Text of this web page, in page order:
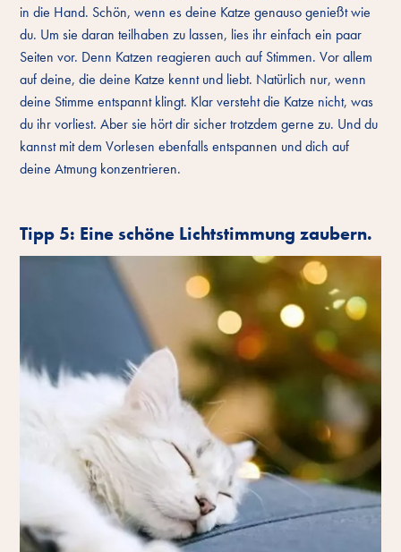
in die Hand. Schön, wenn es deine Katze genauso genießt wie
du. Um sie daran teilhaben zu lassen, lies ihr einfach ein paar
Seiten vor. Denn Katzen reagieren auch auf Stimmen. Vor allem
auf deine, die deine Katze kennt und liebt. Natürlich nur, wenn
deine Stimme entspannt klingt. Klar versteht die Katze nicht, was
du ihr vorliest. Aber sie hört dir sicher trotzdem gerne zu. Und du
kannst mit dem Vorlesen ebenfalls entspannen und dich auf
deine Atmung konzentrieren.
Tipp 5: Eine schöne Lichtstimmung zaubern.